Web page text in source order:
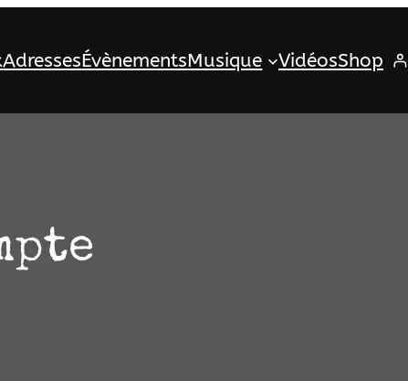
AdressesÉvènementsMusique VidéosShop